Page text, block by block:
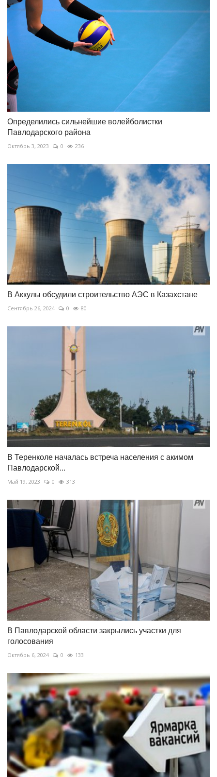
Определились сильнейшие волейболистки
Павлодарского района
Октябрь 3, 2023 0 236
В Аккулы обсудили строительство АЭС в Казахстане
Сентябрь 26, 2024 0 80
В Теренколе началась встреча населения с акимом
Павлодарской...
Май 19, 2023 0 313
В Павлодарской области закрылись участки для
голосования
Октябрь 6, 2024 0 133